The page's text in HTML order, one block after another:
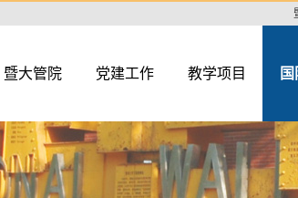
暨大管院 党建工作 教学项目